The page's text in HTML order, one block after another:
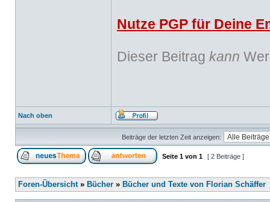
Nutze PGP für Deine
Dieser Beitrag kann
Nach oben
Beiträge der letzten Zeit anzeigen:
Seite 1 von 1 [ 2 Beiträge ]
Foren-Übersicht» Bücher » Bücher und Texte von Florian Schäffer